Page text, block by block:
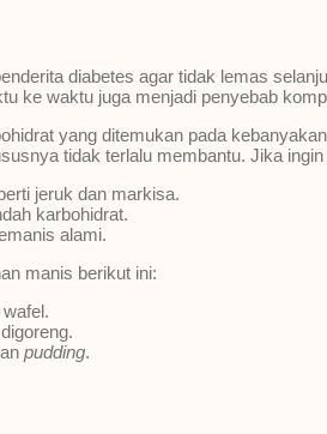
diabetes agar tidak lemas
ke waktu juga menjadi penyebab
yang ditemukan pada
tidak terlalu membantu. Jika
jeruk dan markisa.
karbohidrat.
alami.
manis berikut ini:
pudding.